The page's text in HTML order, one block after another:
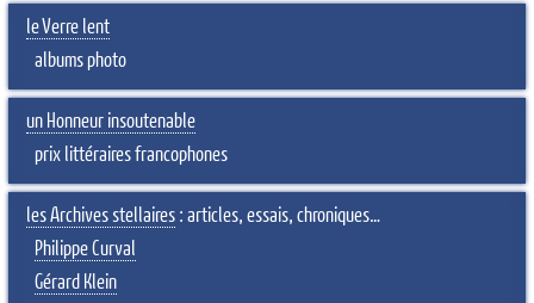
le Verre lent
albums photo
un Honneur insoutenable
prix littéraires francophones
les Archives stellaires : articles, essais, chroniques…
Philippe Curval
Gérard Klein